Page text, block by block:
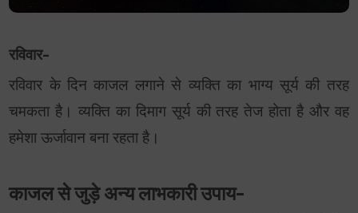
रविवार-
रविवार के दिन काजल लगाने से व्यक्ति का भाग्य सूर्य की तरह
चमकता है। व्यक्ति का दिमाग सूर्य की तरह तेज होता है और वह
हमेशा ऊर्जावान बना रहता है।
काजल से जुड़े अन्य लाभकारी उपाय-